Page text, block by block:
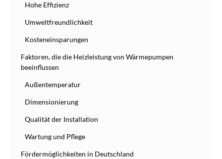
Hohe Effizienz
Umweltfreundlichkeit
Kosteneinsparungen
Faktoren, die die Heizleistung von Wärmepumpen
beeinflussen
Außentemperatur
Dimensionierung
Qualität der Installation
Wartung und Pflege
Fördermöglichkeiten in Deutschland